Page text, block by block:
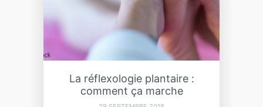
La réflexologie plantaire :
comment ça marche